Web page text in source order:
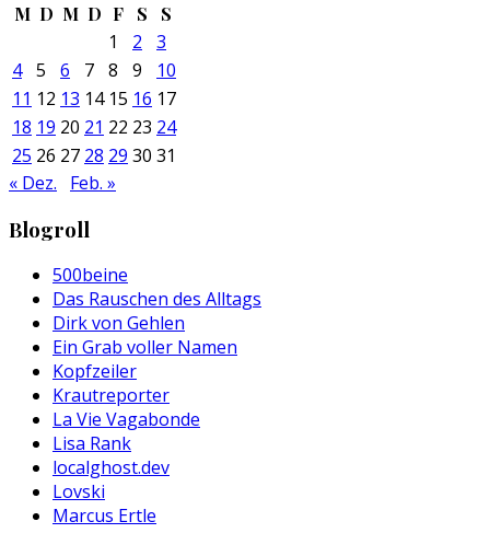
M D M D F S S
1 2
3
4 5 6 7 8 9
10
11 12 13 14 15 16 17
18 19 20 21 22 23 24
25 26 27 28 29 30 31
« Dez.
Feb. »
Blogroll
500beine
Das Rauschen des Alltags
Dirk von Gehlen
Ein Grab voller Namen
Kopfzeiler
Krautreporter
La Vie Vagabonde
Lisa Rank
localghost.dev
Lovski
Marcus Ertle